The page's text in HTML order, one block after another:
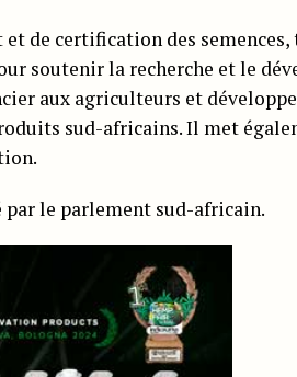
et de certification des
soutenir la recherche et le
aux agriculteurs et
sud-africains. Il met
le parlement sud-africain.